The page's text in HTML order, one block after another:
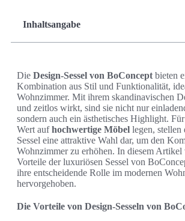
Inhaltsangabe
Die Design-Sessel von BoConcept bieten
Kombination aus Stil und Funktionalität,
Wohnzimmer. Mit ihrem skandinavischen
und zeitlos wirkt, sind sie nicht nur
sondern auch ein ästhetisches Highlight.
Wert aufhochwertige Möbel legen, stellen
Sessel eine attraktive Wahl dar, um den
Wohnzimmer zu erhöhen. In diesem Artikel
Vorteile der luxuriösen Sessel von
ihre entscheidende Rolle im modernen
hervorgehoben.
Die Vorteile von Design-Sesseln von